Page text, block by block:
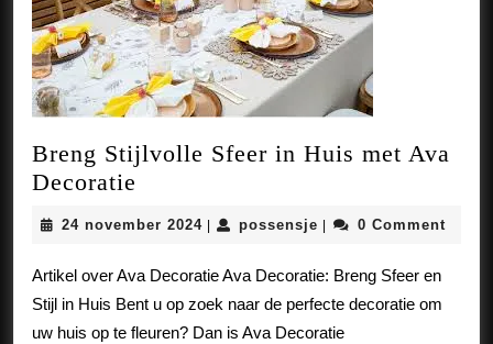
Breng Stijlvolle Sfeer in Huis met Ava
Decoratie
Sfeer
in
Huis
met
24 november 202424
2024
possensje possensje
0 Comment
Artikel over Ava Decoratie Ava Decoratie: Breng Sfeer en
Stijl in Huis Bent u op zoek naar de perfecte decoratie om
uw huis op te fleuren? Dan is Ava Decoratie